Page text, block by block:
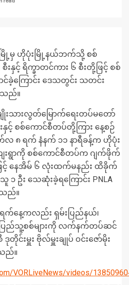
မြို့မှ ဟိုပုံးမြို့နယ်ဘက်သို့ စစ်
နှင့် ရိက္ခာတင်ကား ၆ စီးတို့ဖြင့် စစ်
ခဲ့ကြောင်း ဒေသတွင်း သတင်း
သည်။
းသားလွတ်မြောက်ရေးတပ်မတော်
ားနှင့် စစ်ကောင်စီတပ်တို့ကြား နေ့စဉ်
လ ၈ ရက် နံနက် ၁၁ နာရီခန့်က ဟိုပုံး
ေးရွာကို စစ်ကောင်စီတပ်က ဂျက်ဖိုက်
ြင့် နေအိမ် ၆ လုံးထက်မနည်း ထိခိုက်
၁ ဦး သေဆုံးခဲ့ရကြောင်း PNLA
ည်။
ရက်နေ့ကလည်း ရှမ်းပြည်နယ်၊
ပြည်သူ့စစ်များကို လက်နက်တပ်ဆင်
ဒုတိုင်းမှူး ဗိုလ်မှူးချုပ် ဝင်းဇော်မိုး
ည်။
VORLiveNews/videos/